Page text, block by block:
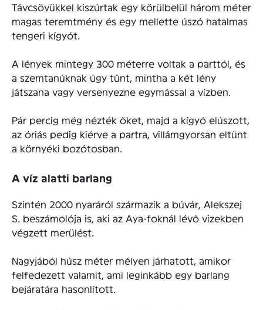
Távcsövükkel kiszúrtak egy körülbelül három méter
magas teremtmény és egy mellette úszó hatalmas
tengeri kígyót.
A lények mintegy 300 méterre voltak a parttól, és
a szemtanúknak úgy tűnt, mintha a két lény
játszana vagy versenyezne egymással a vízben.
Pár percig még nézték őket, majd a kígyó elúszott,
az óriás pedig kiérve a partra, villámgyorsan eltűnt
a környéki bozótosban.
A víz alatti barlang
Szintén 2000 nyaráról származik a búvár, Alekszej
S. beszámolója is, aki az Aya-foknál lévő vizekben
végzett merülést.
Nagyjából húsz méter mélyen járhatott, amikor
felfedezett valamit, ami leginkább egy barlang
bejáratára hasonlított.